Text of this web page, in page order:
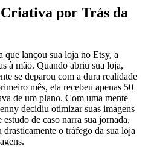
por Trás da
que lançou sua loja no Etsy, a
à mão. Quando abriu sua loja,
se deparou com a dura realidade
mês, ela recebeu apenas 50
de um plano. Com uma mente
decidiu otimizar suas imagens
de caso narra sua jornada,
o tráfego da sua loja